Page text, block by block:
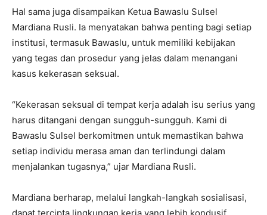
Hal sama juga disampaikan Ketua Bawaslu Sulsel
Mardiana Rusli. Ia menyatakan bahwa penting bagi setiap
institusi, termasuk Bawaslu, untuk memiliki kebijakan
yang tegas dan prosedur yang jelas dalam menangani
kasus kekerasan seksual.
“Kekerasan seksual di tempat kerja adalah isu serius yang
harus ditangani dengan sungguh-sungguh. Kami di
Bawaslu Sulsel berkomitmen untuk memastikan bahwa
setiap individu merasa aman dan terlindungi dalam
menjalankan tugasnya,” ujar Mardiana Rusli.
Mardiana berharap, melalui langkah-langkah sosialisasi,